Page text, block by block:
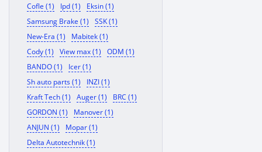
Cofle (1)
Ipd (1)
Eksin (1)
Samsung Brake (1)
SSK (1)
New-Era (1)
Mabitek (1)
Cody (1)
View max (1)
ODM (1)
BANDO (1)
Icer (1)
Sh auto parts (1)
INZI (1)
Kraft Tech (1)
Auger (1)
BRC (1)
GORDON (1)
Manover (1)
ANJUN (1)
Mopar (1)
Delta Autotechnik (1)